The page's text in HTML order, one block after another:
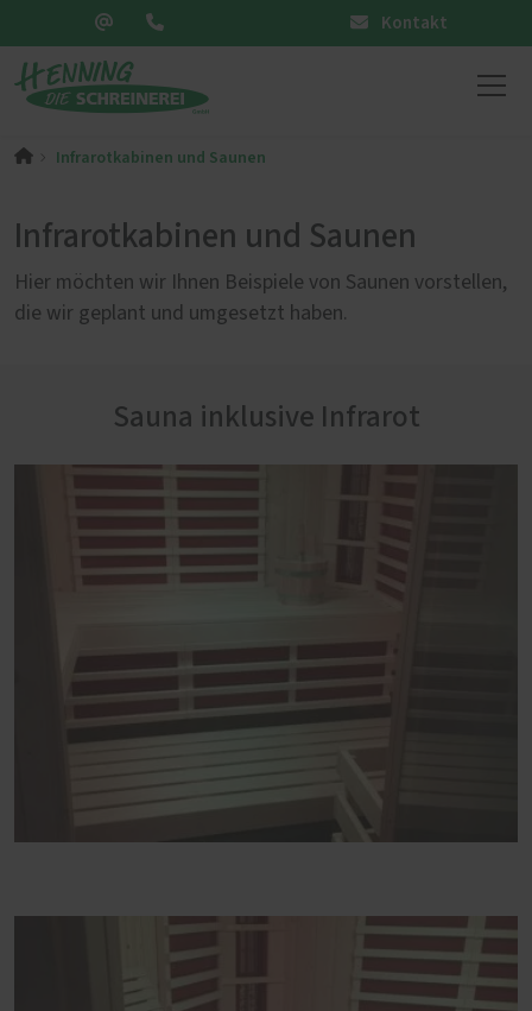
Kontakt
Infrarotkabinen und Saunen
Infrarotkabinen und Saunen
Hier möchten wir Ihnen Beispiele von Saunen vorstellen,
die wir geplant und umgesetzt haben.
Sauna inklusive Infrarot